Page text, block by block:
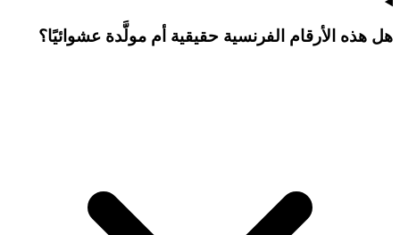
هل هذه الأرقام الفرنسية حقيقية أم مولَّدة عشوائيًا؟